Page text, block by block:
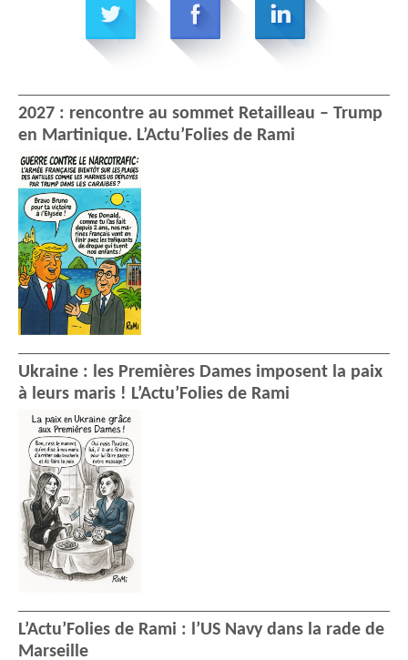
2027 : rencontre au sommet Retailleau – Trump
en Martinique. L’Actu’Folies de Rami
Ukraine : les Premières Dames imposent la paix
à leurs maris ! L’Actu’Folies de Rami
L’Actu’Folies de Rami : l’US Navy dans la rade de
Marseille